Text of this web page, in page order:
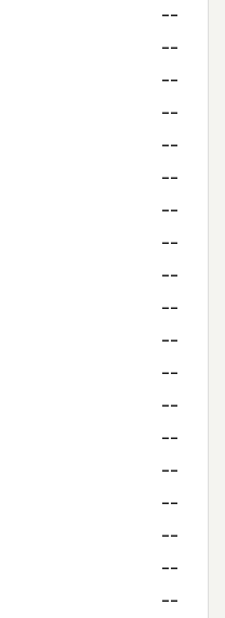
--
--
--
--
--
--
--
--
--
--
--
--
--
--
--
--
--
--
--